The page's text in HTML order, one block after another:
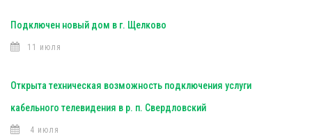
Подключен новый дом в г. Щелково
11 июля
Открыта техническая возможность подключения услуги
кабельного телевидения в р. п. Свердловский
4 июля